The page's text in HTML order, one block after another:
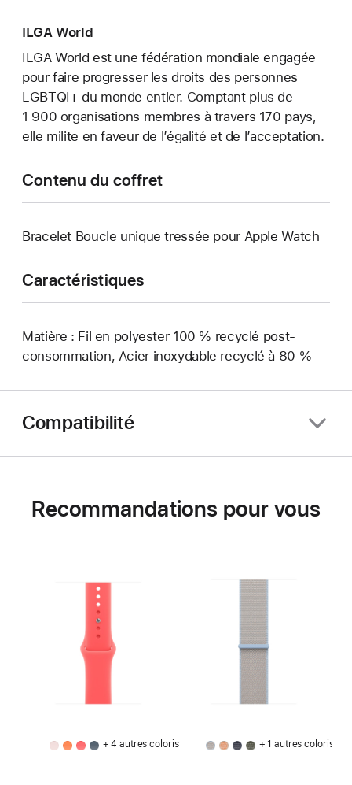
ILGA World
ILGA World est une fédération mondiale engagée
pour faire progresser les droits des personnes
LGBTQI+ du monde entier. Comptant plus de
1 900 organisations membres à travers 170 pays,
elle milite en faveur de l’égalité et de l’acceptation.
Contenu du coffret
Bracelet Boucle unique tressée pour Apple Watch
Caractéristiques
Matière : Fil en polyester 100 % recyclé post-
consommation, Acier inoxydable recyclé à 80 %
Compatibilité
Recommandations pour vous
+ 4 autres coloris + 1 autres coloris